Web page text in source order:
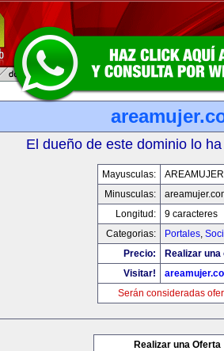
El dueño de este dominio lo
Mayusculas:
Minusculas:
Longitud:
9 caracteres
Categorias:
Portales,
Precio:
Realizar
Visitar!
Serán consideradas
Realizar una Oferta